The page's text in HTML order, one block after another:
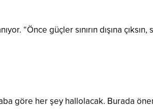
“Önce güçler sınırın dışına çıksın,
göre her şey hallolacak. Burada